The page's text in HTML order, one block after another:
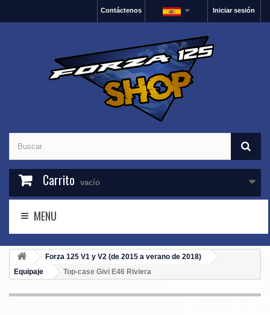
Iniciar sesión
Contáctenos
Carrito vacío
MENU
Forza 125 V1 y V2 (de 2015 a verano de 2018)
Equipaje
Top-case Givi E46 Riviera